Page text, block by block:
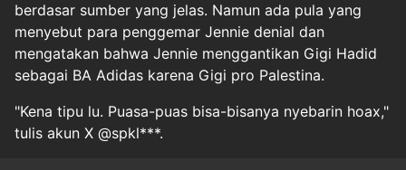
berdasar sumber yang jelas. Namun ada pula yang
menyebut para penggemar Jennie denial dan
mengatakan bahwa Jennie menggantikan Gigi Hadid
sebagai BA Adidas karena Gigi pro Palestina.
"Kena tipu lu. Puasa-puas bisa-bisanya nyebarin hoax,"
tulis akun X @spkl***.